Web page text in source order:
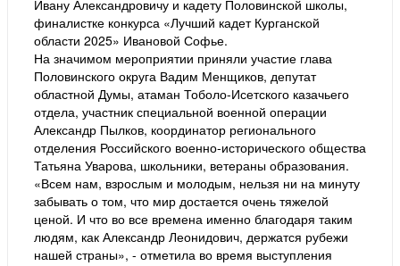
Ивану Александровичу и кадету Половинской школы,
финалистке конкурса «Лучший кадет Курганской
области 2025» Ивановой Софье.
На значимом мероприятии приняли участие глава
Половинского округа Вадим Менщиков, депутат
областной Думы, атаман Тоболо-Исетского казачьего
отдела, участник специальной военной операции
Александр Пылков, координатор регионального
отделения Российского военно-исторического общества
Татьяна Уварова, школьники, ветераны образования.
«Всем нам, взрослым и молодым, нельзя ни на минуту
забывать о том, что мир достается очень тяжелой
ценой. И что во все времена именно благодаря таким
людям, как Александр Леонидович, держатся рубежи
нашей страны», - отметила во время выступления